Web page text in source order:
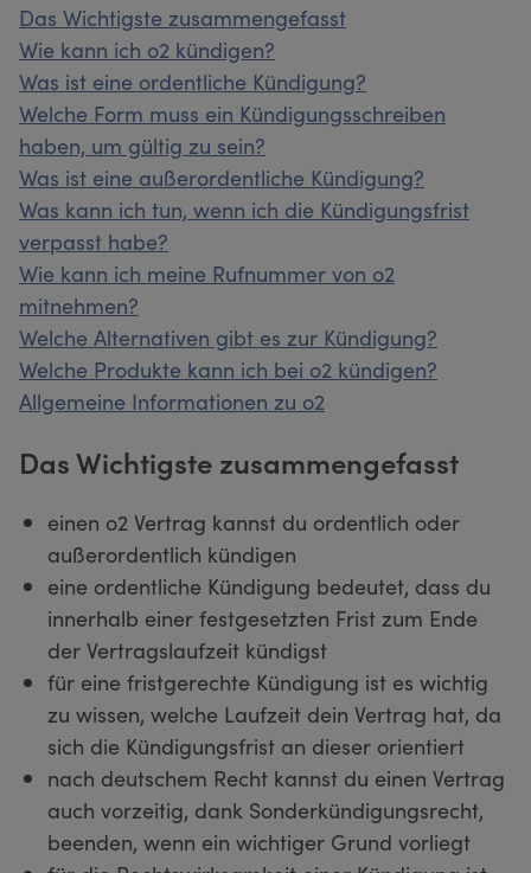
Das Wichtigste zusammengefasst
Wie kann ich o2 kündigen?
Was ist eine ordentliche Kündigung?
Welche Form muss ein Kündigungsschreiben
haben, um gültig zu sein?
Was ist eine außerordentliche Kündigung?
Was kann ich tun, wenn ich die Kündigungsfrist
verpasst habe?
Wie kann ich meine Rufnummer von o2
mitnehmen?
Welche Alternativen gibt es zur Kündigung?
Welche Produkte kann ich bei o2 kündigen?
Allgemeine Informationen zu o2
Das Wichtigste zusammengefasst
einen o2 Vertrag kannst du ordentlich oder
außerordentlich kündigen
eine ordentliche Kündigung bedeutet, dass du
innerhalb einer festgesetzten Frist zum Ende
der Vertragslaufzeit kündigst
für eine fristgerechte Kündigung ist es wichtig
zu wissen, welche Laufzeit dein Vertrag hat, da
sich die Kündigungsfrist an dieser orientiert
nach deutschem Recht kannst du einen Vertrag
auch vorzeitig, dank Sonderkündigungsrecht,
beenden, wenn ein wichtiger Grund vorliegt